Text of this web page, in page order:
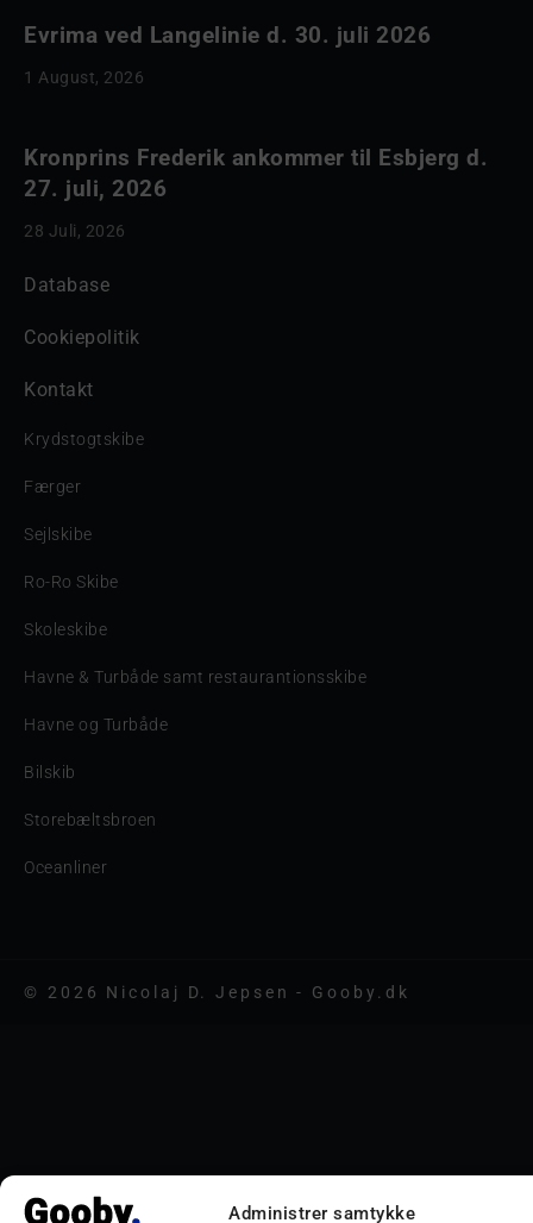
Administrer samtykke
Evrima ved Langelinie d. 30. juli 2026
1 August, 2026
Kronprins Frederik ankommer til Esbjerg d.
27. juli, 2026
28 Juli, 2026
Database
Cookiepolitik
Kontakt
Krydstogtskibe
Færger
Sejlskibe
Ro-Ro Skibe
Skoleskibe
Havne & Turbåde samt restaurantionsskibe
Havne og Turbåde
Bilskib
Storebæltsbroen
Oceanliner
© 2026 Nicolaj D. Jepsen - Gooby.dk